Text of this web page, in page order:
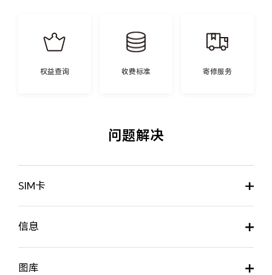
权益查询 收费标准 寄修服务
问题解决
SIM卡
信息
图库